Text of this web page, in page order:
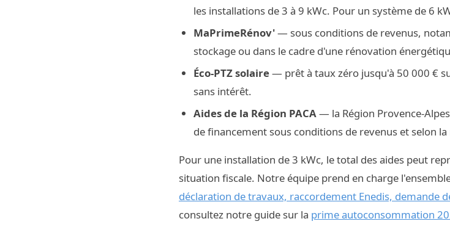
les installations de 3 à 9 kWc. Pour un système de 6
MaPrimeRénov'— sous conditions de revenus,
stockage ou dans le cadre d'une rénovation
Éco-PTZ solaire— prêt à taux zéro jusqu'à 50 000 €
sans intérêt.
Aides de la Région PACA— la Région Provence-
de financement sous conditions de revenus et selon
Pour une installation de 3 kWc, le total des aides peut
situation fiscale. Notre équipe prend en charge
déclaration de travaux, raccordement Enedis, demande
consultez notre guide sur la prime autoconsommation